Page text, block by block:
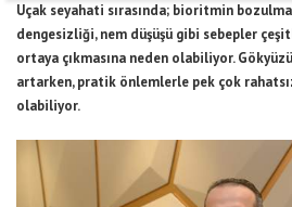
Uçak seyahati sırasında; bioritmin
dengesizliği, nem düşüşü gibi sebepler
ortaya çıkmasına neden olabiliyor.
artarken, pratik önlemlerle pek çok
olabiliyor.